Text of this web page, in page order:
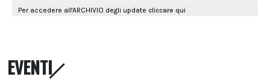
EVENTI